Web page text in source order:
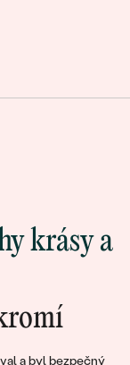
a byl bezpečný
krásy a